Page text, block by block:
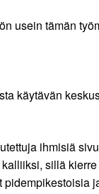
usein tämän
käytävän
ihmisiä
sillä